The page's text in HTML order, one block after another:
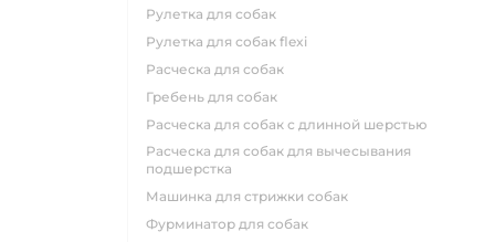
рулетка для собак
рулетка для собак flexi
расческа для собак
гребень для собак
расческа для собак с длинной шерстью
расческа для собак для вычесывания
подшерстка
машинка для стрижки собак
фурминатор для собак